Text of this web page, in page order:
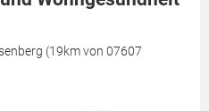
(19km von 07607